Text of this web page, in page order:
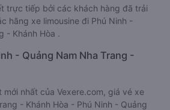
trực tiếp bởi các khách hàng đã trải
hãng xe limousine đi Phú Ninh -
- Khánh Hòa .
- Quảng Nam Nha Trang -
mới nhất của Vexere.com, giá vé xe
- Khánh Hòa - Phú Ninh - Quảng